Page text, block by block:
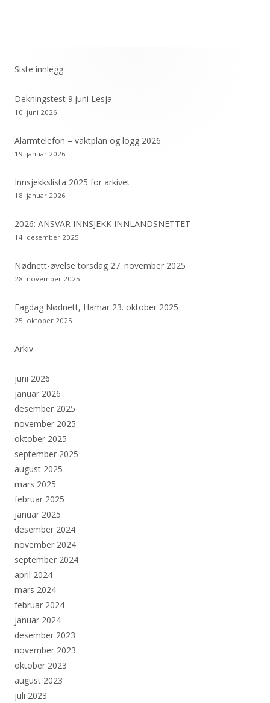
Primær
sidekolonne
Siste innlegg
Dekningstest 9.juni Lesja
10. juni 2026
Alarmtelefon – vaktplan og logg 2026
19. januar 2026
Innsjekkslista 2025 for arkivet
18. januar 2026
2026: ANSVAR INNSJEKK INNLANDSNETTET
14. desember 2025
Nødnett-øvelse torsdag 27. november 2025
28. november 2025
Fagdag Nødnett, Hamar 23. oktober 2025
25. oktober 2025
Arkiv
juni 2026
januar 2026
desember 2025
november 2025
oktober 2025
september 2025
august 2025
mars 2025
februar 2025
januar 2025
desember 2024
november 2024
september 2024
april 2024
mars 2024
februar 2024
januar 2024
desember 2023
november 2023
oktober 2023
august 2023
juli 2023